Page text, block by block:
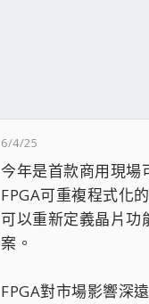
6/4/25
今年是首款商用現場
FPGA可重複程式化
可以重新定義晶片功
案。
FPGA對市場影響深